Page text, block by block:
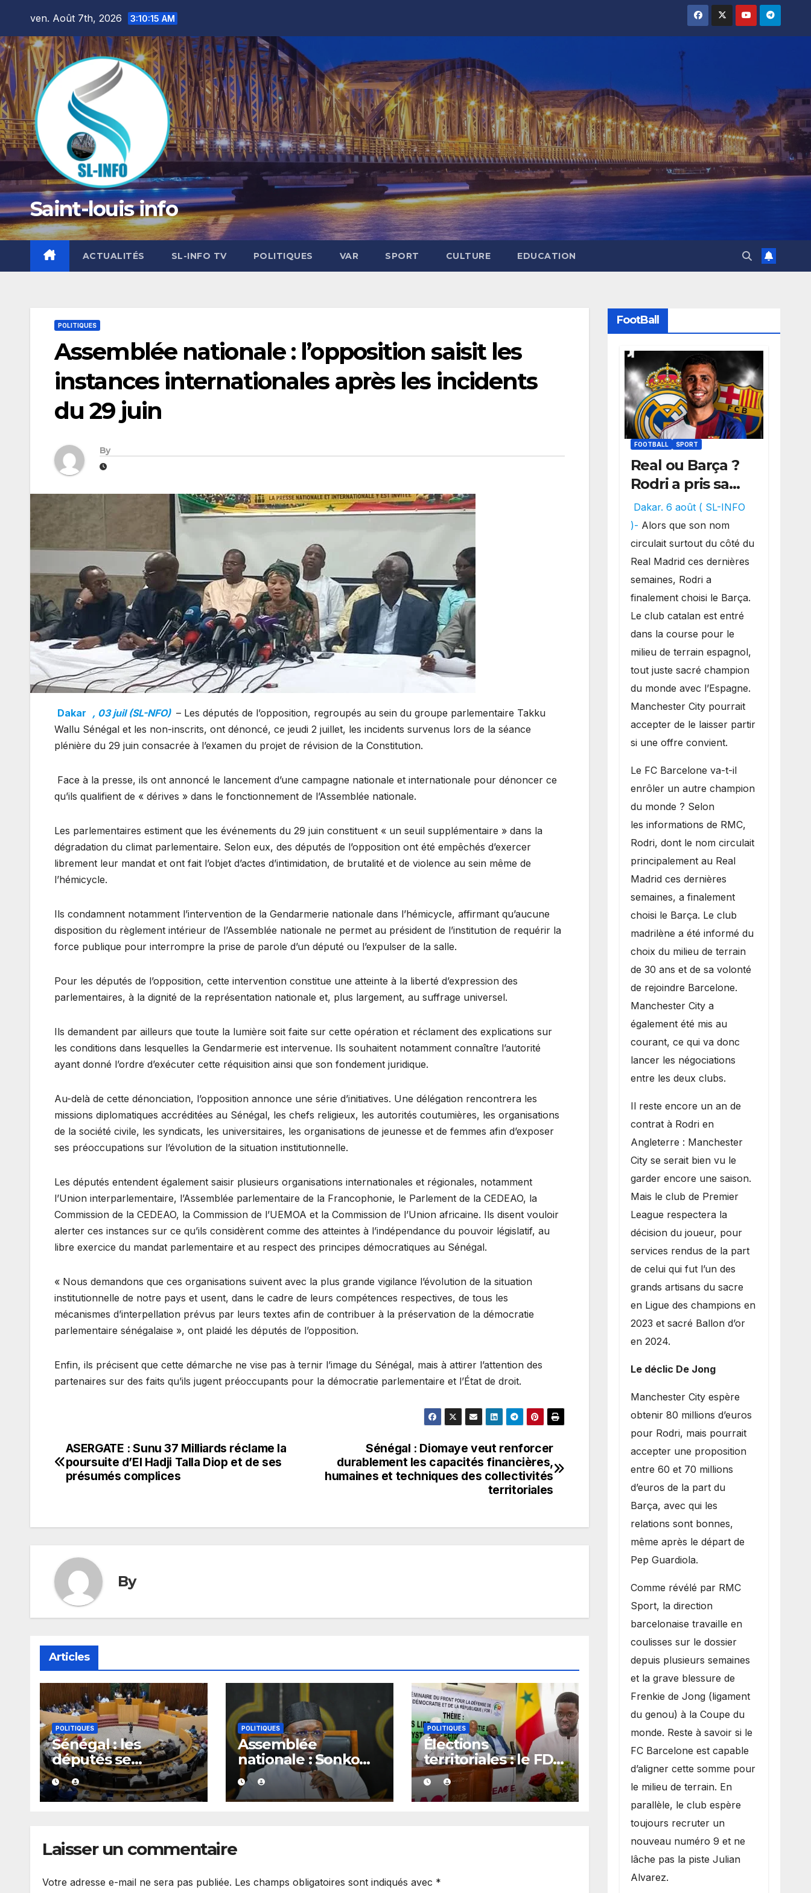
content
ven. Août 7th, 2026 3:10:16 AM
Saint-louis info
ACTUALITÉS SL-INFO TV POLITIQUES VAR SPORT CULTURE EDUCATION
POLITIQUES
Assemblée nationale : l’opposition saisit les
instances internationales après les incidents
du 29 juin
By
Dakar , 03 juil (SL-NFO) – Les députés de l’opposition, regroupés au sein du groupe parlementaire Takku
Wallu Sénégal et les non-inscrits, ont dénoncé, ce jeudi 2 juillet, les incidents survenus lors de la séance
plénière du 29 juin consacrée à l’examen du projet de révision de la Constitution.
Face à la presse, ils ont annoncé le lancement d’une campagne nationale et internationale pour dénoncer ce
qu’ils qualifient de « dérives » dans le fonctionnement de l’Assemblée nationale.
Les parlementaires estiment que les événements du 29 juin constituent « un seuil supplémentaire » dans la
dégradation du climat parlementaire. Selon eux, des députés de l’opposition ont été empêchés d’exercer
librement leur mandat et ont fait l’objet d’actes d’intimidation, de brutalité et de violence au sein même de
l’hémicycle.
Ils condamnent notamment l’intervention de la Gendarmerie nationale dans l’hémicycle, affirmant qu’aucune
disposition du règlement intérieur de l’Assemblée nationale ne permet au président de l’institution de requérir la
force publique pour interrompre la prise de parole d’un député ou l’expulser de la salle.
Pour les députés de l’opposition, cette intervention constitue une atteinte à la liberté d’expression des
parlementaires, à la dignité de la représentation nationale et, plus largement, au suffrage universel.
Ils demandent par ailleurs que toute la lumière soit faite sur cette opération et réclament des explications sur
les conditions dans lesquelles la Gendarmerie est intervenue. Ils souhaitent notamment connaître l’autorité
ayant donné l’ordre d’exécuter cette réquisition ainsi que son fondement juridique.
Au-delà de cette dénonciation, l’opposition annonce une série d’initiatives. Une délégation rencontrera les
missions diplomatiques accréditées au Sénégal, les chefs religieux, les autorités coutumières, les organisations
de la société civile, les syndicats, les universitaires, les organisations de jeunesse et de femmes afin d’exposer
ses préoccupations sur l’évolution de la situation institutionnelle.
Les députés entendent également saisir plusieurs organisations internationales et régionales, notamment
l’Union interparlementaire, l’Assemblée parlementaire de la Francophonie, le Parlement de la CEDEAO, la
Commission de la CEDEAO, la Commission de l’UEMOA et la Commission de l’Union africaine. Ils disent vouloir
alerter ces instances sur ce qu’ils considèrent comme des atteintes à l’indépendance du pouvoir législatif, au
libre exercice du mandat parlementaire et au respect des principes démocratiques au Sénégal.
« Nous demandons que ces organisations suivent avec la plus grande vigilance l’évolution de la situation
institutionnelle de notre pays et usent, dans le cadre de leurs compétences respectives, de tous les
mécanismes d’interpellation prévus par leurs textes afin de contribuer à la préservation de la démocratie
parlementaire sénégalaise », ont plaidé les députés de l’opposition.
Enfin, ils précisent que cette démarche ne vise pas à ternir l’image du Sénégal, mais à attirer l’attention des
partenaires sur des faits qu’ils jugent préoccupants pour la démocratie parlementaire et l’État de droit.
Navigation
de
Sénégal : Diomaye veut renforcer
durablement les capacités financières,
humaines et techniques des collectivités
territoriales
ASERGATE : Sunu 37 Milliards réclame la
poursuite d’El Hadji Talla Diop et de ses
présumés complices
By
Articles
POLITIQUES
Sénégal : les
députés se
penchent dès le 10
août sur plusieurs
textes, dont les
POLITIQUES
Assemblée
nationale : Sonko
donne son feu vert
à onze dossiers
majeurs
POLITIQUES
Élections
territoriales : le FDR
dénonce les retards
et exige un
calendrier électoral
Laisser un commentaire
Votre adresse e-mail ne sera pas publiée. Les champs obligatoires sont indiqués avec *
FootBall
FOOTBALL SPORT
Real ou Barça ?
Rodri a pris sa
décision, un
choix qui
pourrait faire
grand bruit sur
le marché des
transferts.
Dakar. 6 août ( SL-INFO
)- Alors que son nom
circulait surtout du côté du
Real Madrid ces dernières
semaines, Rodri a
finalement choisi le Barça.
Le club catalan est entré
dans la course pour le
milieu de terrain espagnol,
tout juste sacré champion
du monde avec l’Espagne.
Manchester City pourrait
accepter de le laisser partir
si une offre convient.
​Le FC Barcelone va-t-il
enrôler un autre champion
du monde ? Selon
les informations de RMC,
Rodri, dont le nom circulait
principalement au Real
Madrid ces dernières
semaines, a finalement
choisi le Barça. Le club
madrilène a été informé du
choix du milieu de terrain
de 30 ans et de sa volonté
de rejoindre Barcelone.
Manchester City a
également été mis au
courant, ce qui va donc
lancer les négociations
entre les deux clubs.
​Il reste encore un an de
contrat à Rodri en
Angleterre : Manchester
City se serait bien vu le
garder encore une saison.
Mais le club de Premier
League respectera la
décision du joueur, pour
services rendus de la part
de celui qui fut l’un des
grands artisans du sacre
en Ligue des champions en
2023 et sacré Ballon d’or
en 2024.
Le déclic De Jong
​Manchester City espère
obtenir 80 millions d’euros
pour Rodri, mais pourrait
accepter une proposition
entre 60 et 70 millions
d’euros de la part du
Barça, avec qui les
relations sont bonnes,
même après le départ de
Pep Guardiola.
​Comme révélé par RMC
Sport, la direction
barcelonaise travaille en
coulisses sur le dossier
depuis plusieurs semaines
et la grave blessure de
Frenkie de Jong (ligament
du genou) à la Coupe du
monde. Reste à savoir si le
FC Barcelone est capable
d’aligner cette somme pour
le milieu de terrain. En
parallèle, le club espère
toujours recruter un
nouveau numéro 9 et ne
lâche pas la piste Julian
Alvarez.